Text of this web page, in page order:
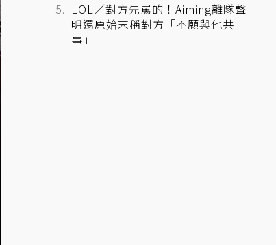
LOL／對方先罵的！Aiming離隊聲
明還原始末稱對方「不願與他共
事」